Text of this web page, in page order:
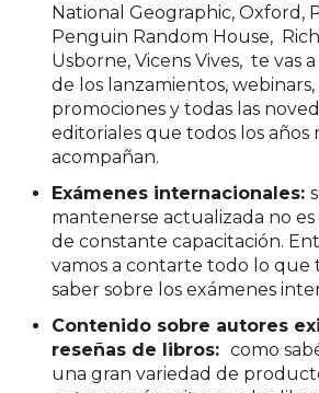
National Geographic, Oxford,
Penguin Random House,
Usborne, Vicens Vives, te vas
de los lanzamientos, webinars,
promociones y todas las
editoriales que todos los años
acompañan.
Exámenes internacionales:
mantenerse actualizada no
de constante capacitación.
vamos a contarte todo lo que
saber sobre los exámenes
Contenido sobre autores
reseñas de libros:como
una gran variedad de